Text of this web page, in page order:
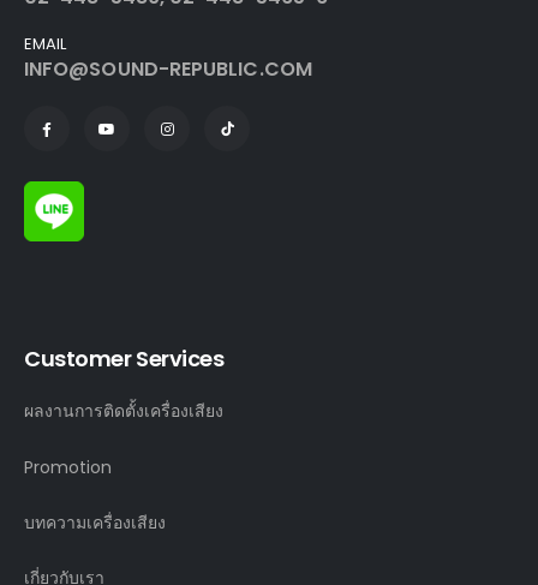
EMAIL
INFO@SOUND-REPUBLIC.COM
Customer Services
ผลงานการติดตั้งเครื่องเสียง
Promotion
บทความเครื่องเสียง
เกี่ยวกับเรา